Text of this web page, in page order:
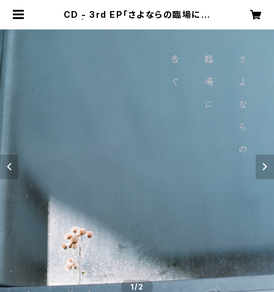
CD - 3rd EP「さよならの臨場に告
1/2